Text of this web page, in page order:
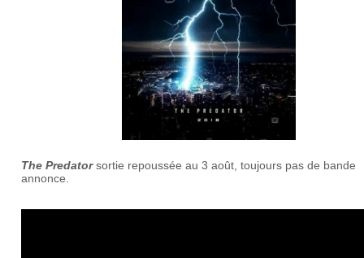
The Predator sortie repoussée au 3 août, toujours pas de bande
annonce.